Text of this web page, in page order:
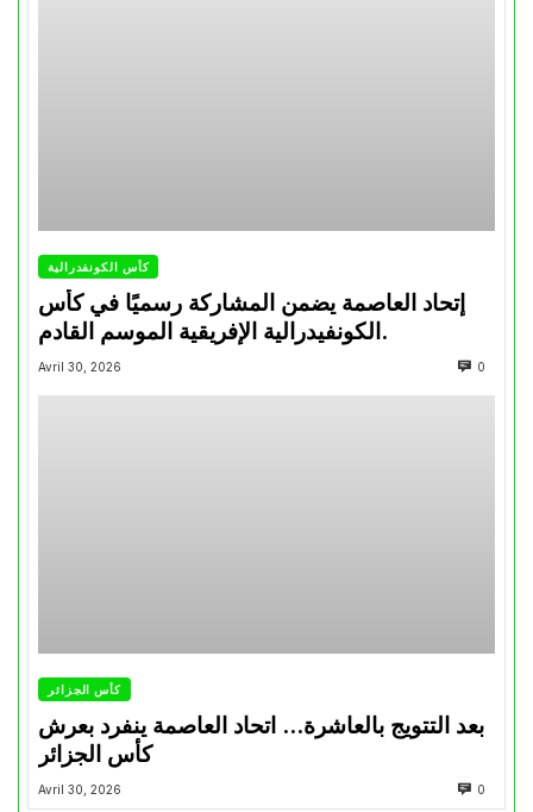
كأس الكونفدرالية
إتحاد العاصمة يضمن المشاركة رسميًا في كأس
الكونفيدرالية الإفريقية الموسم القادم.
Avril 30, 2026 0
كأس الجزائر
بعد التتويج بالعاشرة… اتحاد العاصمة ينفرد بعرش
كأس الجزائر
Avril 30, 2026 0